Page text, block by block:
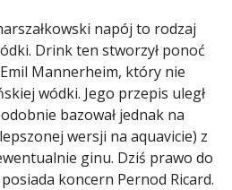
napój to rodzaj
Drink ten stworzył ponoć
Mannerheim, który nie
wódki. Jego przepis uległ
bazował jednak na
wersji na aquavicie) z
ginu. Dziś prawo do
koncern Pernod Ricard.